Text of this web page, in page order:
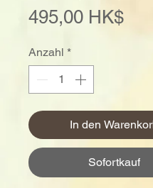
495,00 HK$
Anzahl *
In den
Sofortkauf